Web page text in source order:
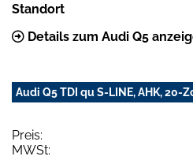
Standort
Details zum Audi Q5
Audi Q5 TDI qu S-LINE, AHK, 20-
Preis:
MWSt: